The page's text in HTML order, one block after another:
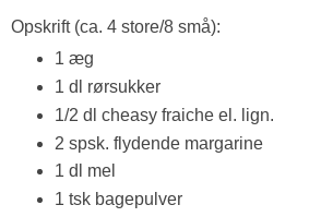
Opskrift (ca. 4 store/8 små):
1 æg
1 dl rørsukker
1/2 dl cheasy fraiche el. lign.
2 spsk. flydende margarine
1 dl mel
1 tsk bagepulver